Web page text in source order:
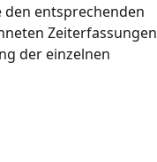
den entsprechenden
Zeiterfassungen
der einzelnen